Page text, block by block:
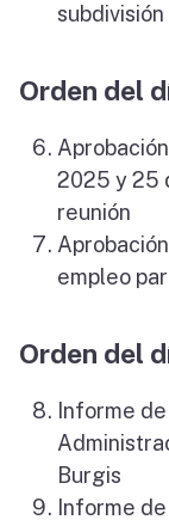
subdivisión
Orden del
2025 y 25
reunión
empleo
Orden del
Informe
Burgis
Informe